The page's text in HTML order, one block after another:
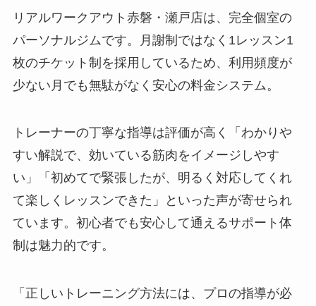
リアルワークアウト赤磐・瀬戸店は、完全個室の
パーソナルジムです。月謝制ではなく1レッスン1
枚のチケット制を採用しているため、利用頻度が
少ない月でも無駄がなく安心の料金システム。
トレーナーの丁寧な指導は評価が高く「わかりや
すい解説で、効いている筋肉をイメージしやす
い」「初めてで緊張したが、明るく対応してくれ
て楽しくレッスンできた」といった声が寄せられ
ています。初心者でも安心して通えるサポート体
制は魅力的です。
「正しいトレーニング方法には、プロの指導が必